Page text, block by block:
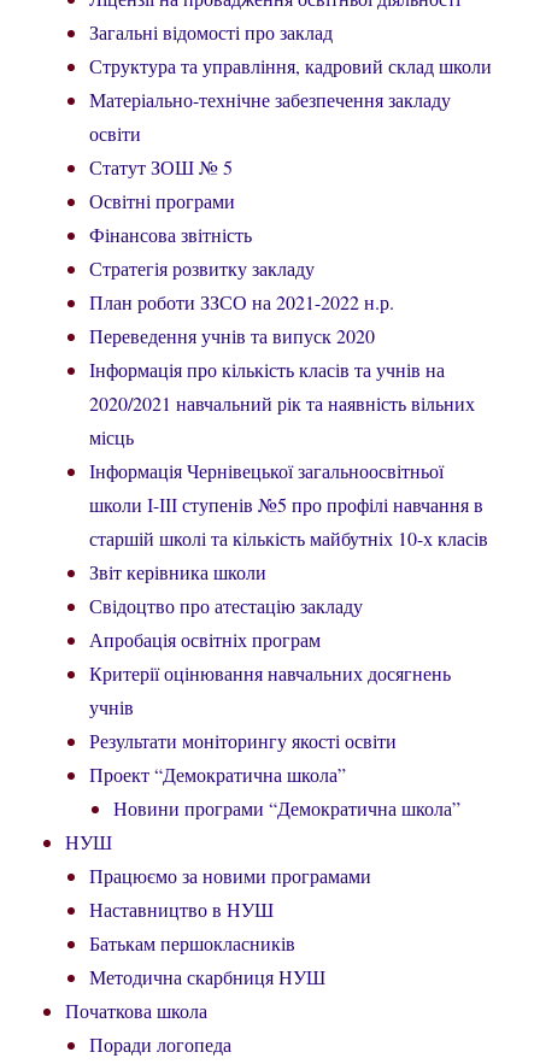
Загальні відомості про заклад
Структура та управління, кадровий склад школи
Матеріально-технічне забезпечення закладу
освіти
Статут ЗОШ № 5
Освітні програми
Фінансова звітність
Стратегія розвитку закладу
План роботи ЗЗСО на 2021-2022 н.р.
Переведення учнів та випуск 2020
Інформація про кількість класів та учнів на
2020/2021 навчальний рік та наявність вільних
місць
Інформація Чернівецької загальноосвітньої
школи І-ІІІ ступенів №5 про профілі навчання в
старшій школі та кількість майбутніх 10-х класів
Звіт керівника школи
Свідоцтво про атестацію закладу
Апробація освітніх програм
Критерії оцінювання навчальних досягнень
учнів
Результати моніторингу якості освіти
Проект “Демократична школа”
Новини програми “Демократична школа”
НУШ
Працюємо за новими програмами
Наставництво в НУШ
Батькам першокласників
Методична скарбниця НУШ
Початкова школа
Поради логопеда